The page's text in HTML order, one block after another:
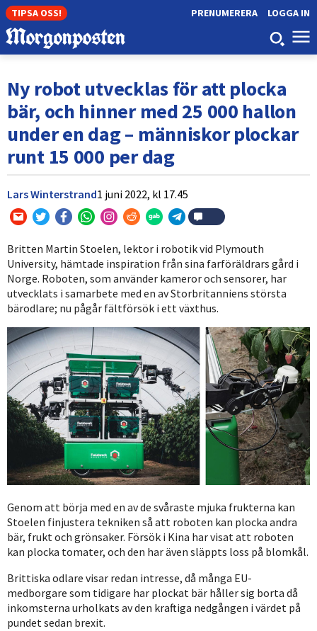
TIPSA OSS! LOGGA IN
PRENUMERERA
Ny robot utvecklas för att plocka
bär, och hinner med 25 000 hallon
under en dag – människor plockar
runt 15 000 per dag
Lars Winterstrand1 juni 2022, kl 17.45
Britten Martin Stoelen, lektor i robotik vid Plymouth
University, hämtade inspiration från sina farföräldrars gård i
Norge. Roboten, som använder kameror och sensorer, har
utvecklats i samarbete med en av Storbritanniens största
bärodlare; nu pågår fältförsök i ett växthus.
Genom att börja med en av de svåraste mjuka frukterna kan
Stoelen finjustera tekniken så att roboten kan plocka andra
bär, frukt och grönsaker. Försök i Kina har visat att roboten
kan plocka tomater, och den har även släppts loss på blomkål.
Brittiska odlare visar redan intresse, då många EU-
medborgare som tidigare har plockat bär håller sig borta då
inkomsterna urholkats av den kraftiga nedgången i värdet på
pundet sedan brexit.